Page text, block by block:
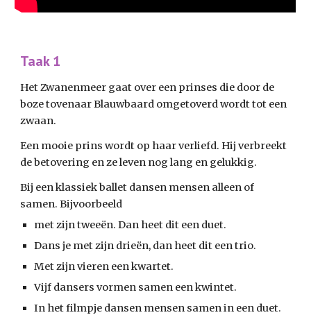
Taak 1
Het Zwanenmeer gaat over een prinses die door de
boze tovenaar Blauwbaard omgetoverd wordt tot een
zwaan.
Een mooie prins wordt op haar verliefd. Hij verbreekt
de betovering en ze leven nog lang en gelukkig.
Bij een klassiek ballet dansen mensen alleen of
samen. Bijvoorbeeld
met zijn tweeën. Dan heet dit een duet.
Dans je met zijn drieën, dan heet dit een trio.
Met zijn vieren een kwartet.
Vijf dansers vormen samen een kwintet.
In het filmpje dansen mensen samen in een duet.